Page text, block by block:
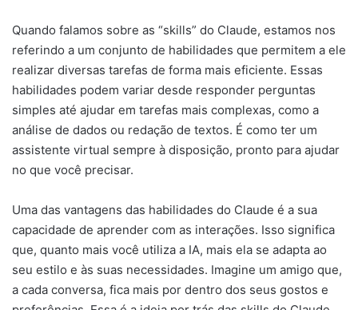
Quando falamos sobre as “skills” do Claude, estamos nos
referindo a um conjunto de habilidades que permitem a ele
realizar diversas tarefas de forma mais eficiente. Essas
habilidades podem variar desde responder perguntas
simples até ajudar em tarefas mais complexas, como a
análise de dados ou redação de textos. É como ter um
assistente virtual sempre à disposição, pronto para ajudar
no que você precisar.
Uma das vantagens das habilidades do Claude é a sua
capacidade de aprender com as interações. Isso significa
que, quanto mais você utiliza a IA, mais ela se adapta ao
seu estilo e às suas necessidades. Imagine um amigo que,
a cada conversa, fica mais por dentro dos seus gostos e